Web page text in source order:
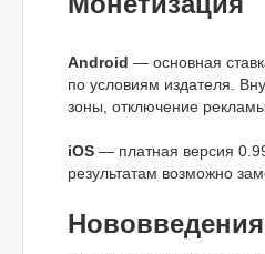
Android — основная
по условиям издателя.
зоны, отключение
iOS — платная версия
результатам возможно
Нововведения